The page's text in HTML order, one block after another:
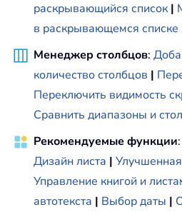
раскрывающийся список |
в раскрывающемся списке
Менеджер столбцов:
количество столбцов |
Переключить видимость
Сравнить диапазоны и
Рекомендуемые функции:
Дизайн листа |
Управление книгой и
автотекста | Выбор даты |